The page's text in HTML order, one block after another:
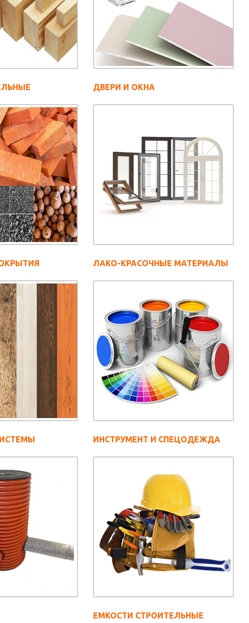
ДВЕРИ И ОКНА
ЛАКО-КРАСОЧНЫЕ МАТЕРИАЛЫ
ИНСТРУМЕНТ И СПЕЦОДЕЖДА
ЕМКОСТИ СТРОИТЕЛЬНЫЕ